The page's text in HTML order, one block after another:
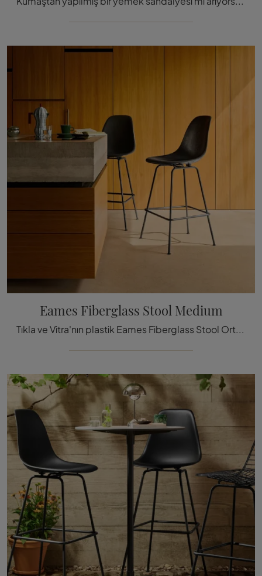
Eames Fiberglass Stool Medium
Tıkla ve Vitra'nın plastik Eames Fiberglass Stool Orta Taburesi hakkında bilgi al: en güzel modern tabure sandalyeler seni bekliyor.